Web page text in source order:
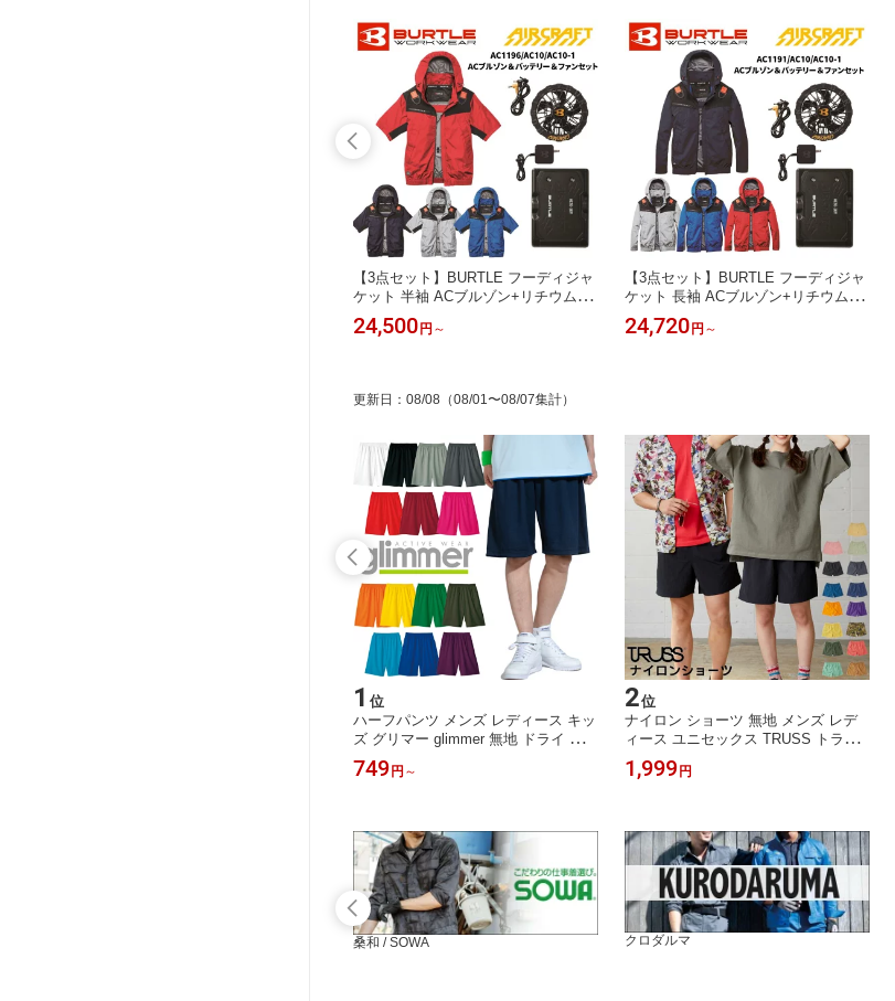
【3点セット】BURTLE フーディジャ
ケット 半袖 ACブルゾン+リチウムイ
オンバッテリー+ファンユニット セッ
ト AIRCRAFT 春夏用 AC 1196 全4色
24,500 円 ～
【3点セット】BURTLE フーディジャ
ケット 長袖 ACブルゾン+リチウムイ
オンバッテリー+ファンユニット セッ
ト AIRCRAFT 春夏用 AC 1191 全4色
24,720 円 ～
更新日 ： 08/08 （08/01〜08/07集計）
1 位
ハーフパンツ メンズ レディース キッ
ズ グリマー glimmer 無地 ドライ 吸汗
速乾 UVカット スポーツ 体育祭 部屋
着 SS-5L ブラック ホワイト グレー
749 円 ～
2位
ナイロン ショーツ 無地 メンズ レデ
ィース ユニセックス TRUSS トラス
ショートパンツ 撥水 パッカブル 運動
半ズボン ブラック ネイビー グレー
SV-505
1,999 円
桑和 / SOWA クロダルマ